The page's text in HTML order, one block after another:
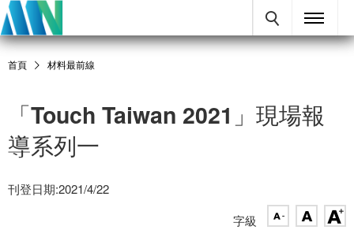
首頁 材料最前線
「Touch Taiwan 2021」現場報
導系列一
刊登日期:2021/4/22
字級